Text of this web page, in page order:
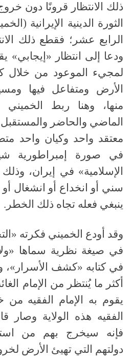
ذلك الانتظار قرونًا دون
الثورة الدينية الإيرانية
الرابع عشر؛ فقطع ذلك
ودعا إلى انتظار «إيجابي»
لمجيء الموعود من خلال
الأرض ومتفاعل فيها
منها، وهنا ربط
الماضي والحاضر
معتقد واحد وكيان واحد
في صورة إمبراطورية
الإسلامية» في إيران،
سني أو انخداع أو انشغال
ينبغي فعله تجاه ذلك الخطر.
وقد أودع الخميني فكرته
في صيغة نظرية سماها
في كتابه «كشف الأسرار»،
أكثر ما يُنتظر من الإمام
يقوم به الإمام الفقيه من
الفقيه هذه الولاية وصار
فإنه سيخرج بهم من
دولتهم التي تهيئ الأرض